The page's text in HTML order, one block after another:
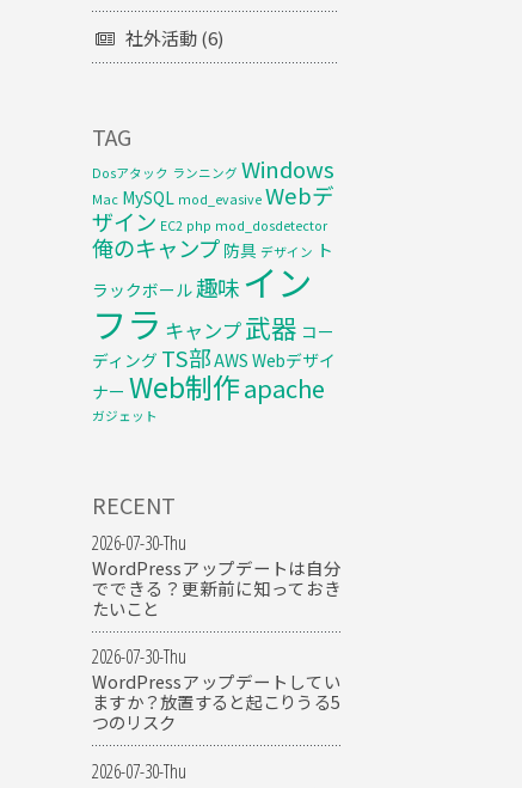
社外活動 (6)
TAG
Dosアタック ランニング Windows
Mac MySQL mod_evasive Webデ
ザイン EC2 php mod_dosdetector
俺のキャンプ 防具 デザイン ト
ラックボール 趣味イン
フラ キャンプ武器 コー
ディング TS部AWS Webデザイ
ナー Web制作apache
ガジェット
RECENT
2026-07-30-Thu
WordPressアップデートは自分
でできる？更新前に知っておき
たいこと
2026-07-30-Thu
WordPressアップデートしてい
ますか？放置すると起こりうる5
つのリスク
2026-07-30-Thu